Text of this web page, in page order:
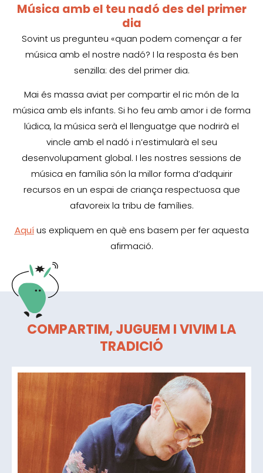
Música amb el teu nadó des del primer
dia
Sovint us pregunteu «quan podem començar a fer
música amb el nostre nadó? I la resposta és ben
senzilla: des del primer dia.
Mai és massa aviat per compartir el ric món de la
música amb els infants. Si ho feu amb amor i de forma
lúdica, la música serà el llenguatge que nodrirà el
vincle amb el nadó i n’estimularà el seu
desenvolupament global. I les nostres sessions de
música en família són la millor forma d’adquirir
recursos en un espai de criança respectuosa que
afavoreix la tribu de famílies.
Aquí us expliquem en què ens basem per fer aquesta
afirmació.
COMPARTIM, JUGUEM I VIVIM LA
TRADICIÓ